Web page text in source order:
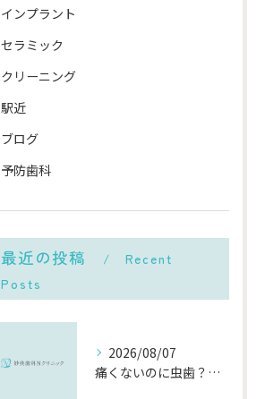
インプラント
セラミック
クリーニング
駅近
ブログ
予防歯科
最近の投稿
Recent
Posts
2026/08/07
痛くないのに虫歯？「痛みのない虫歯」が進行する理由と発見方法